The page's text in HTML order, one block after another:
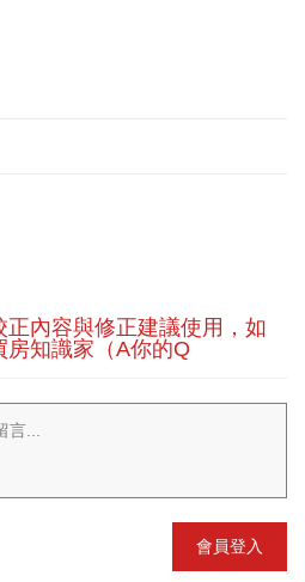
內容與修正建議使用，如
知識家（A你的Q
...
會員登入